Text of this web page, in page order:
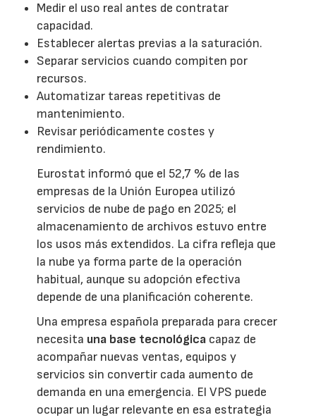
Medir el uso real antes de contratar
capacidad.
Establecer alertas previas a la saturación.
Separar servicios cuando compiten por
recursos.
Automatizar tareas repetitivas de
mantenimiento.
Revisar periódicamente costes y
rendimiento.
Eurostat informó que el 52,7 % de las
empresas de la Unión Europea utilizó
servicios de nube de pago en 2025; el
almacenamiento de archivos estuvo entre
los usos más extendidos. La cifra refleja que
la nube ya forma parte de la operación
habitual, aunque su adopción efectiva
depende de una planificación coherente.
Una empresa española preparada para crecer
necesita una base tecnológica capaz de
acompañar nuevas ventas, equipos y
servicios sin convertir cada aumento de
demanda en una emergencia. El VPS puede
ocupar un lugar relevante en esa estrategia